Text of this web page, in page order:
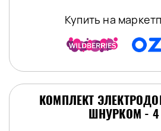
Купить на
КОМПЛЕКТ
ШНУРКОМ -